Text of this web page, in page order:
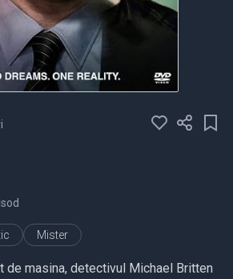
Mister
de masina, detectivul Michael Britten